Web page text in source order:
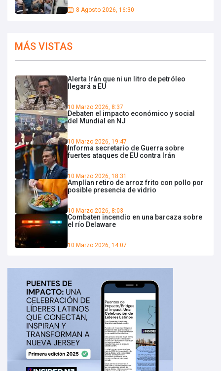
8 Agosto 2026, 16:30
MÁS VISTAS
Alerta Irán que ni un litro de petróleo
llegará a EU
10 Marzo 2026, 8:37
Debaten el impacto económico y social
del Mundial en NJ
10 Marzo 2026, 19:47
Informa secretario de Guerra sobre
fuertes ataques de EU contra Irán
10 Marzo 2026, 18:31
Amplían retiro de arroz frito con pollo por
posible presencia de vidrio
10 Marzo 2026, 8:03
Combaten incendio en una barcaza sobre
el río Delaware
10 Marzo 2026, 14:07